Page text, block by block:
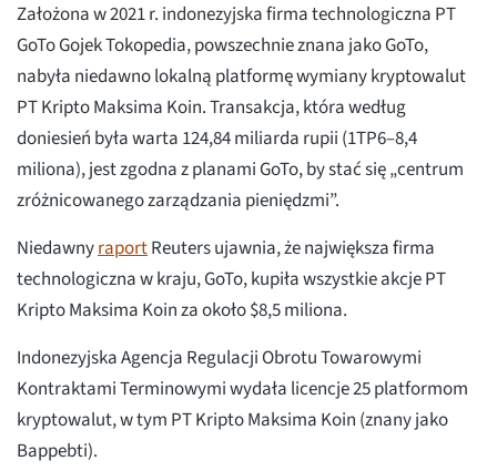
Założona w 2021 r. indonezyjska firma technologiczna PT
GoTo Gojek Tokopedia, powszechnie znana jako GoTo,
nabyła niedawno lokalną platformę wymiany kryptowalut
PT Kripto Maksima Koin. Transakcja, która według
doniesień była warta 124,84 miliarda rupii (1TP6–8,4
miliona), jest zgodna z planami GoTo, by stać się „centrum
zróżnicowanego zarządzania pieniędzmi”.
NiedawnyraportReuters ujawnia, że największa firma
technologiczna w kraju, GoTo, kupiła wszystkie akcje PT
Kripto Maksima Koin za około $8,5 miliona.
Indonezyjska Agencja Regulacji Obrotu Towarowymi
Kontraktami Terminowymi wydała licencje 25 platformom
kryptowalut, w tym PT Kripto Maksima Koin (znany jako
Bappebti).